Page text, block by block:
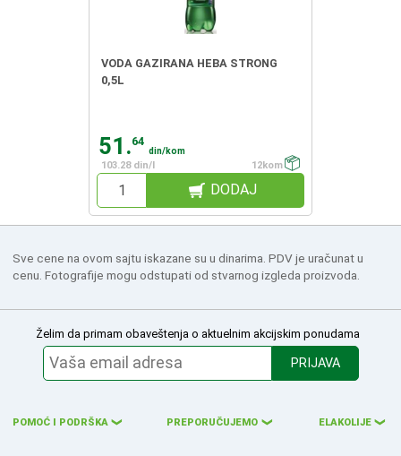
VODA GAZIRANA HEBA STRONG
0,5L
51.64
din/kom
103.28 din/l
12kom
DODAJ
Sve cene na ovom sajtu iskazane su u dinarima. PDV je uračunat u
cenu. Fotografije mogu odstupati od stvarnog izgleda proizvoda.
Želim da primam obaveštenja o aktuelnim akcijskim ponudama
PRIJAVA
POMOĆ I PODRŠKA ❮ PREPORUČUJEMO ❮ ELAKOLIJE ❮